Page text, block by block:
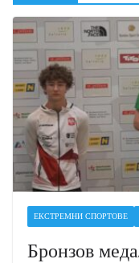
ЕКСТРЕМНИ СПОРТОВЕ
Бронзов